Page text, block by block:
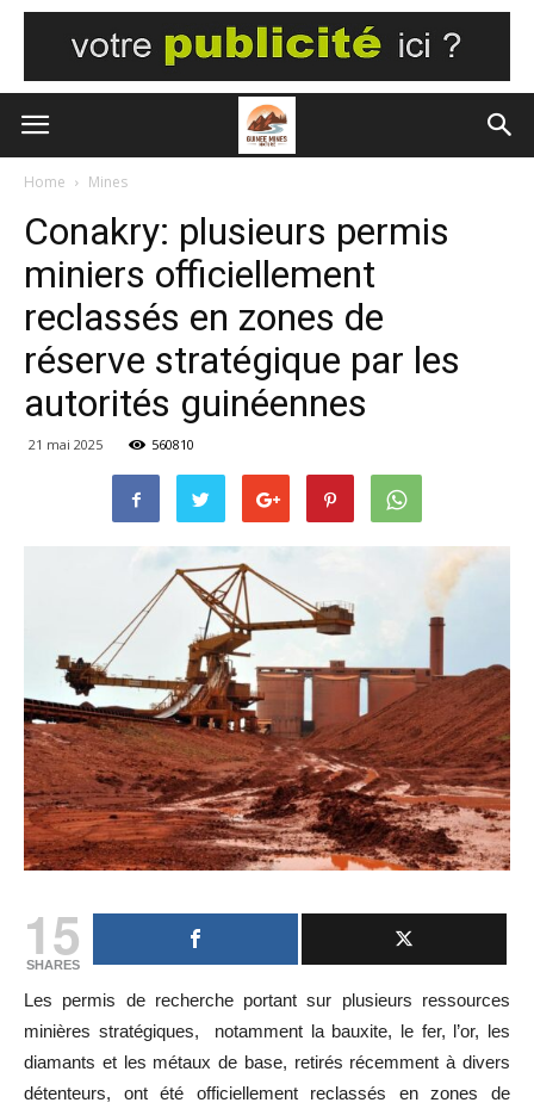
Home Mines
Conakry: plusieurs permis
miniers officiellement
reclassés en zones de
réserve stratégique par les
autorités guinéennes
21 mai 2025 560810
15
SHARES
Les permis de recherche portant sur plusieurs ressources
minières stratégiques, notamment la bauxite, le fer, l’or, les
diamants et les métaux de base, retirés récemment à divers
détenteurs, ont été officiellement reclassés en zones de